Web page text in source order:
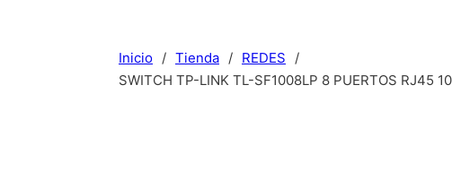
Inicio / Tienda / REDES
/
SWITCH TP-LINK TL-SF1008LP 8 PUERTOS RJ45